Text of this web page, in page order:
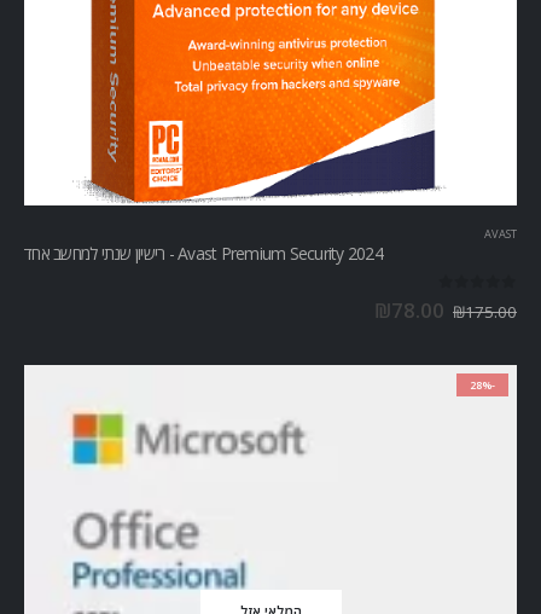
AVAST
Avast Premium Security 2024 - רישיון שנתי למחשב אחד
₪175.00
₪78.00
-28%